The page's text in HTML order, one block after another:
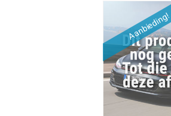
Aanbieding!